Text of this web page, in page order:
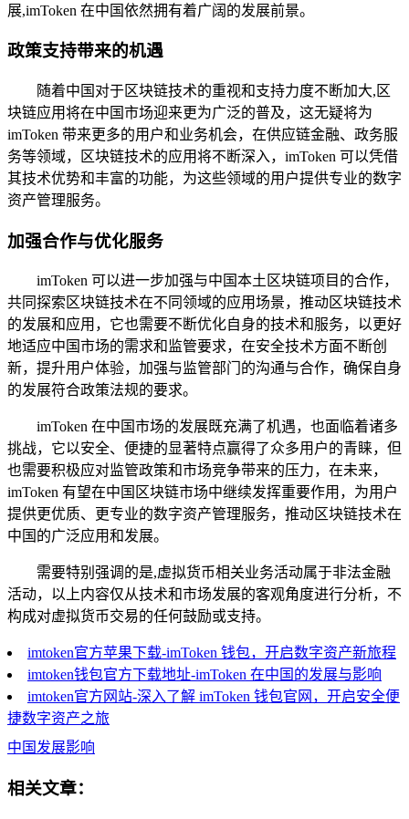
展,imToken 在中国依然拥有着广阔的发展前景。
政策支持带来的机遇
随着中国对于区块链技术的重视和支持力度不断加大,区
块链应用将在中国市场迎来更为广泛的普及，这无疑将为
imToken 带来更多的用户和业务机会，在供应链金融、政务服
务等领域，区块链技术的应用将不断深入，imToken 可以凭借
其技术优势和丰富的功能，为这些领域的用户提供专业的数字
资产管理服务。
加强合作与优化服务
imToken 可以进一步加强与中国本土区块链项目的合作，
共同探索区块链技术在不同领域的应用场景，推动区块链技术
的发展和应用，它也需要不断优化自身的技术和服务，以更好
地适应中国市场的需求和监管要求，在安全技术方面不断创
新，提升用户体验，加强与监管部门的沟通与合作，确保自身
的发展符合政策法规的要求。
imToken 在中国市场的发展既充满了机遇，也面临着诸多
挑战，它以安全、便捷的显著特点赢得了众多用户的青睐，但
也需要积极应对监管政策和市场竞争带来的压力，在未来，
imToken 有望在中国区块链市场中继续发挥重要作用，为用户
提供更优质、更专业的数字资产管理服务，推动区块链技术在
中国的广泛应用和发展。
需要特别强调的是,虚拟货币相关业务活动属于非法金融
活动，以上内容仅从技术和市场发展的客观角度进行分析，不
构成对虚拟货币交易的任何鼓励或支持。
imtoken官方苹果下载-imToken 钱包，开启数字资产新旅程
imtoken钱包官方下载地址-imToken 在中国的发展与影响
imtoken官方网站-深入了解 imToken 钱包官网，开启安全便
捷数字资产之旅
中国发展影响
相关文章：